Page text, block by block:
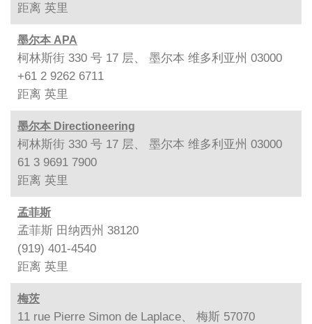
距离 英里
墨尔本 APA
柯林斯街 330 号 17 层、 墨尔本 维多利亚州 03000
+61 2 9262 6711
距离 英里
墨尔本 Directioneering
柯林斯街 330 号 17 层、 墨尔本 维多利亚州 03000
61 3 9691 7900
距离 英里
孟菲斯
孟菲斯 田纳西州 38120
(919) 401-4540
距离 英里
梅茨
11 rue Pierre Simon de Laplace、 梅斯 57070